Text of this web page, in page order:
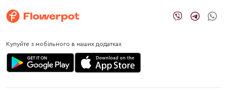
Купуйте з мобільного в наших додатках